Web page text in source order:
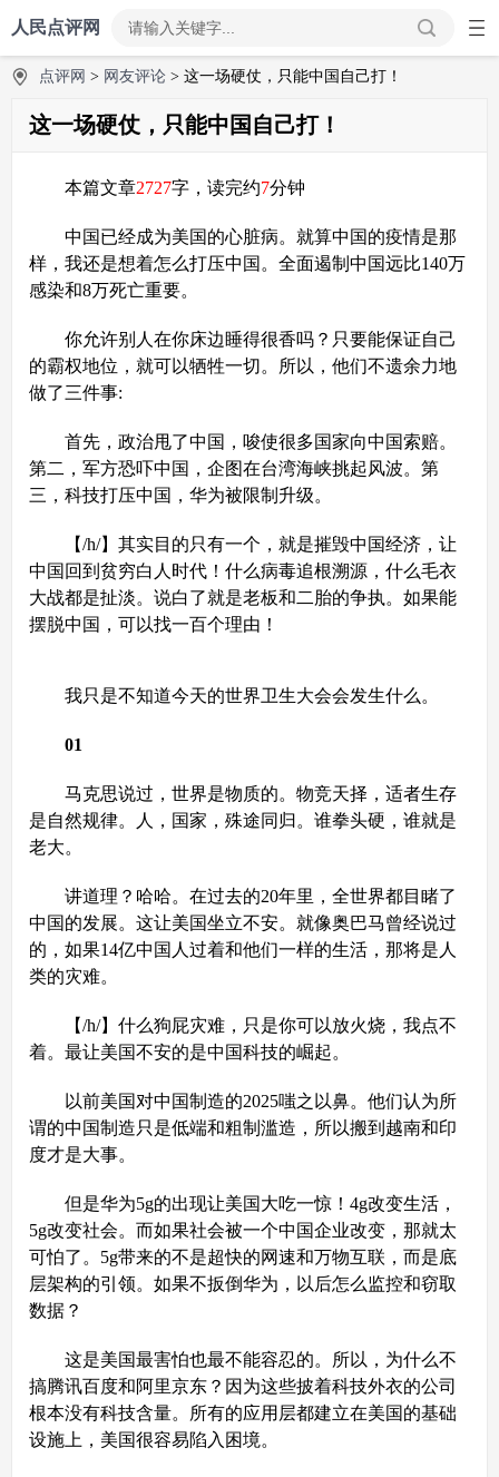
人民点评网
点评网 > 网友评论 > 这一场硬仗，只能中国自己打！
这一场硬仗，只能中国自己打！
本篇文章2727字，读完约7分钟
中国已经成为美国的心脏病。就算中国的疫情是那
样，我还是想着怎么打压中国。全面遏制中国远比140万
感染和8万死亡重要。
你允许别人在你床边睡得很香吗？只要能保证自己
的霸权地位，就可以牺牲一切。所以，他们不遗余力地
做了三件事:
首先，政治甩了中国，唆使很多国家向中国索赔。
第二，军方恐吓中国，企图在台湾海峡挑起风波。第
三，科技打压中国，华为被限制升级。
【/h/】其实目的只有一个，就是摧毁中国经济，让
中国回到贫穷白人时代！什么病毒追根溯源，什么毛衣
大战都是扯淡。说白了就是老板和二胎的争执。如果能
摆脱中国，可以找一百个理由！
我只是不知道今天的世界卫生大会会发生什么。
01
马克思说过，世界是物质的。物竞天择，适者生存
是自然规律。人，国家，殊途同归。谁拳头硬，谁就是
老大。
讲道理？哈哈。在过去的20年里，全世界都目睹了
中国的发展。这让美国坐立不安。就像奥巴马曾经说过
的，如果14亿中国人过着和他们一样的生活，那将是人
类的灾难。
【/h/】什么狗屁灾难，只是你可以放火烧，我点不
着。最让美国不安的是中国科技的崛起。
以前美国对中国制造的2025嗤之以鼻。他们认为所
谓的中国制造只是低端和粗制滥造，所以搬到越南和印
度才是大事。
但是华为5g的出现让美国大吃一惊！4g改变生活，
5g改变社会。而如果社会被一个中国企业改变，那就太
可怕了。5g带来的不是超快的网速和万物互联，而是底
层架构的引领。如果不扳倒华为，以后怎么监控和窃取
数据？
这是美国最害怕也最不能容忍的。所以，为什么不
搞腾讯百度和阿里京东？因为这些披着科技外衣的公司
根本没有科技含量。所有的应用层都建立在美国的基础
设施上，美国很容易陷入困境。